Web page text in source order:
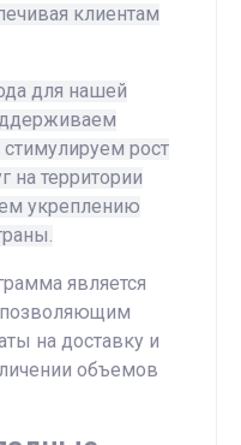
клиентам
для нашей
стимулируем рост
на территории
укреплению
является
на доставку и
объемов